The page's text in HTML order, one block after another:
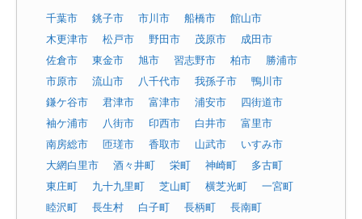
千葉市 銚子市 市川市 船橋市
館山市
木更津市
松戸市 野田市 茂原市
成田市
佐倉市
東金市 旭市 習志野市 柏市
勝浦市
市原市
流山市 八千代市 我孫子市
鴨川市
鎌ケ谷市
君津市 富津市 浦安市
四街道市
袖ケ浦市
八街市 印西市 白井市
富里市
南房総市
匝瑳市 香取市 山武市
いすみ市
大網白里市
酒々井町 栄町 神崎町
多古町
東庄町
九十九里町 芝山町 横芝光町
一宮町
睦沢町
長生村 白子町 長柄町
長南町